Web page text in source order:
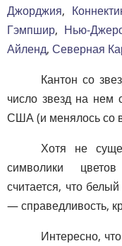
Джорджия,
Гэмпшир, Нью-
Айленд, Северная
Кантон со
число звезд на нем
США (и менялось со
Хотя не
символики
считается, что
— справедливость,
Интересно,